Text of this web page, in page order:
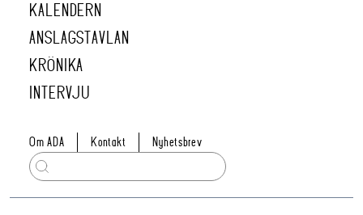
KALENDERN
ANSLAGSTAVLAN
KRÖNIKA
INTERVJU
Om ADA Kontakt Nyhetsbrev